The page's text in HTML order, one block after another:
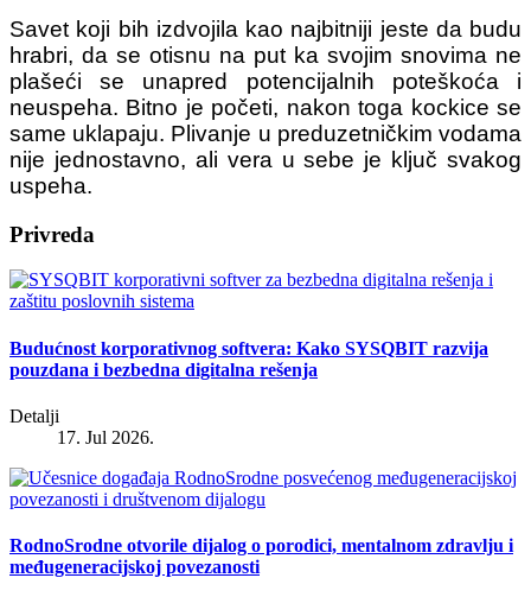
Savet koji bih izdvojila kao najbitniji jeste da budu
hrabri, da se otisnu na put ka svojim snovima ne
plašeći se unapred potencijalnih poteškoća i
neuspeha. Bitno je početi, nakon toga kockice se
same uklapaju. Plivanje u preduzetničkim vodama
nije jednostavno, ali vera u sebe je ključ svakog
uspeha.
Privreda
Budućnost korporativnog softvera: Kako SYSQBIT razvija
pouzdana i bezbedna digitalna rešenja
Detalji
17. Jul 2026.
RodnoSrodne otvorile dijalog o porodici, mentalnom zdravlju i
međugeneracijskoj povezanosti